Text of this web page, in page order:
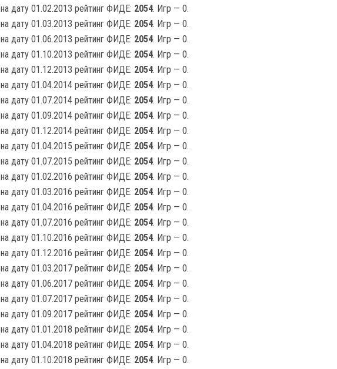
на дату 01.02.2013 рейтинг ФИДЕ: 2054. Игр — 0.
на дату 01.03.2013 рейтинг ФИДЕ: 2054. Игр — 0.
на дату 01.06.2013 рейтинг ФИДЕ: 2054. Игр — 0.
на дату 01.10.2013 рейтинг ФИДЕ: 2054. Игр — 0.
на дату 01.12.2013 рейтинг ФИДЕ: 2054. Игр — 0.
на дату 01.04.2014 рейтинг ФИДЕ: 2054. Игр — 0.
на дату 01.07.2014 рейтинг ФИДЕ: 2054. Игр — 0.
на дату 01.09.2014 рейтинг ФИДЕ: 2054. Игр — 0.
на дату 01.12.2014 рейтинг ФИДЕ: 2054. Игр — 0.
на дату 01.04.2015 рейтинг ФИДЕ: 2054. Игр — 0.
на дату 01.07.2015 рейтинг ФИДЕ: 2054. Игр — 0.
на дату 01.02.2016 рейтинг ФИДЕ: 2054. Игр — 0.
на дату 01.03.2016 рейтинг ФИДЕ: 2054. Игр — 0.
на дату 01.04.2016 рейтинг ФИДЕ: 2054. Игр — 0.
на дату 01.07.2016 рейтинг ФИДЕ: 2054. Игр — 0.
на дату 01.10.2016 рейтинг ФИДЕ: 2054. Игр — 0.
на дату 01.12.2016 рейтинг ФИДЕ: 2054. Игр — 0.
на дату 01.03.2017 рейтинг ФИДЕ: 2054. Игр — 0.
на дату 01.06.2017 рейтинг ФИДЕ: 2054. Игр — 0.
на дату 01.07.2017 рейтинг ФИДЕ: 2054. Игр — 0.
на дату 01.09.2017 рейтинг ФИДЕ: 2054. Игр — 0.
на дату 01.01.2018 рейтинг ФИДЕ: 2054. Игр — 0.
на дату 01.04.2018 рейтинг ФИДЕ: 2054. Игр — 0.
на дату 01.10.2018 рейтинг ФИДЕ: 2054. Игр — 0.